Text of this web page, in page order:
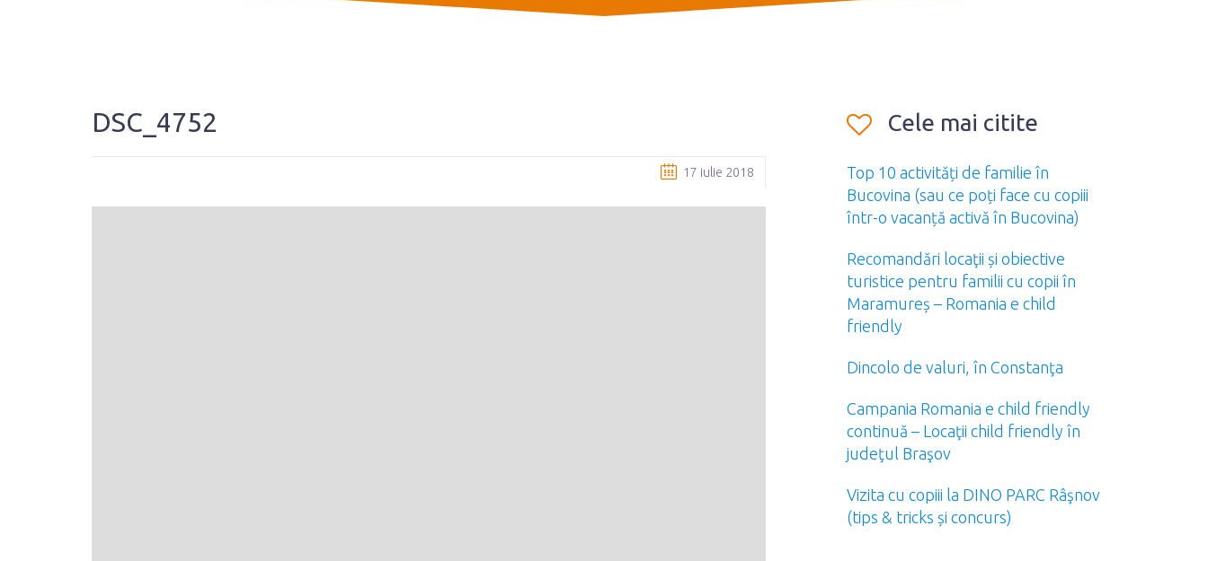
DSC_4752
17 iulie 2018
Cele mai citite
Top 10 activități de familie în
Bucovina (sau ce poți face cu copiii
într-o vacanță activă în Bucovina)
Recomandări locaţii și obiective
turistice pentru familii cu copii în
Maramureș – Romania e child
friendly
Dincolo de valuri, în Constanţa
Campania Romania e child friendly
continuă – Locaţii child friendly în
judeţul Braşov
Vizita cu copiii la DINO PARC Râşnov
(tips & tricks și concurs)